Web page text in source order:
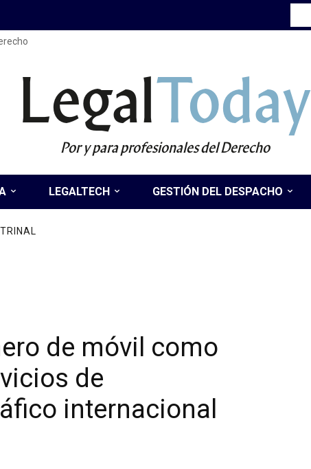
LegalToday
Por y para profesionales del Derecho
LEGALTECH GESTIÓN DEL DESPACHO
de móvil como
de
internacional